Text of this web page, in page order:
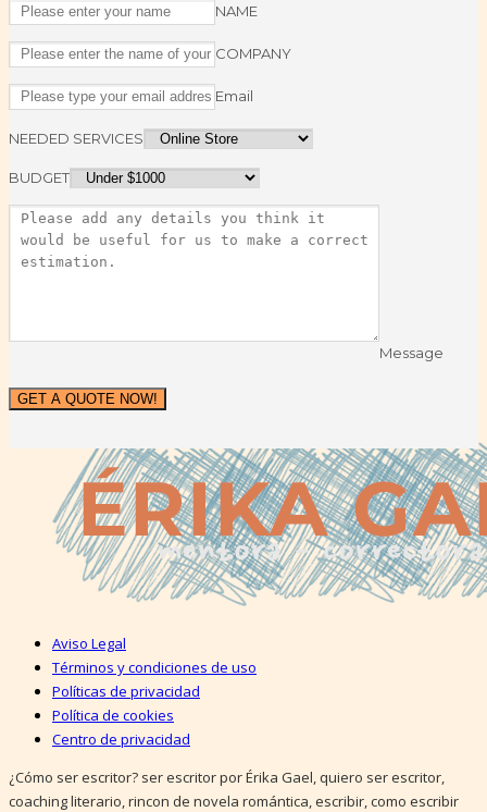
NAME
COMPANY
Email
NEEDED SERVICES
BUDGET
Message
GET A QUOTE NOW!
Aviso Legal
Términos y condiciones de uso
Políticas de privacidad
Política de cookies
Centro de privacidad
¿Cómo ser escritor? ser escritor por Érika Gael, quiero ser escritor,
coaching literario, rincon de novela romántica, escribir, como escribir